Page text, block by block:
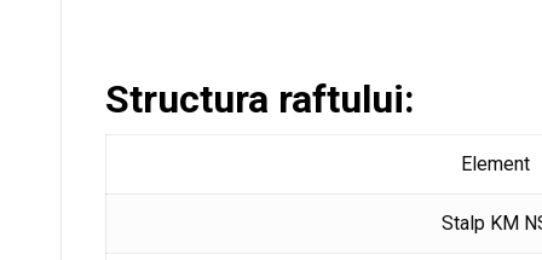
Structura raftului:
Element
Stalp KM